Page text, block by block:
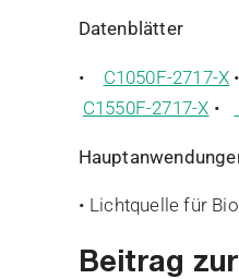
Datenblätter
• C1050F-2717-X
C1550F-2717-X •
• Lichtquelle für
Beitrag